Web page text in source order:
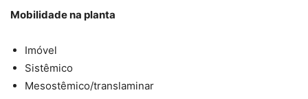
Mobilidade na planta
Imóvel
Sistêmico
Mesostêmico/translaminar